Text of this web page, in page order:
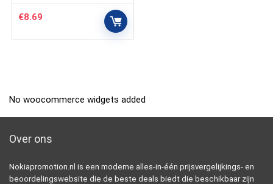
€8.69
No woocommerce widgets added
Over ons
Nokiapromotion.nl is een moderne alles-in-één prijsvergelijkings- en
beoordelingswebsite die de beste deals biedt die beschikbaar zijn